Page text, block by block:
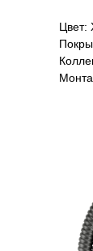
Цвет: